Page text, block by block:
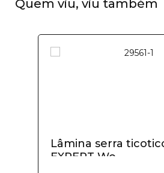
Quem viu, viu também
Lâmina serra
EXPERT Wo...